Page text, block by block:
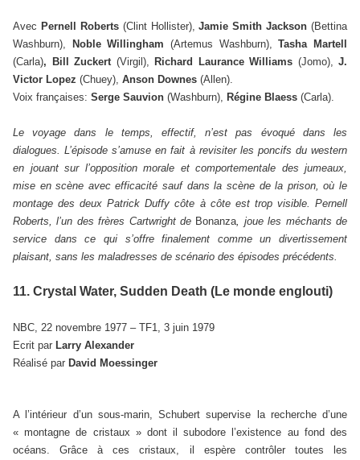
Avec Pernell Roberts (Clint Hollister),Jamie Smith Jackson (Bettina
Washburn), Noble Willingham(Artemus Washburn),Tasha Martell
(Carla), Bill Zuckert (Virgil), Richard Laurance Williams (Jomo), J.
Victor Lopez (Chuey), Anson Downes (Allen).
Voix françaises: Serge Sauvion (Washburn), Régine Blaess (Carla).
Le voyage dans le temps, effectif, n’est pas évoqué dans les
dialogues. L’épisode s’amuse en fait à revisiter les poncifs du western
en jouant sur l’opposition morale et comportementale des jumeaux,
mise en scène avec efficacité sauf dans la scène de la prison, où le
montage des deux Patrick Duffy côte à côte est trop visible. Pernell
Roberts, l’un des frères Cartwright de Bonanza , joue les méchants de
service dans ce qui s’offre finalement comme un divertissement
plaisant, sans les maladresses de scénario des épisodes précédents.
11. Crystal Water, Sudden Death (Le monde englouti)
NBC, 22 novembre 1977 – TF1, 3 juin 1979
Ecrit par Larry Alexander
Réalisé par David Moessinger
A l’intérieur d’un sous-marin, Schubert supervise la recherche d’une
« montagne de cristaux » dont il subodore l’existence au fond des
océans. Grâce à ces cristaux, il espère contrôler toutes les